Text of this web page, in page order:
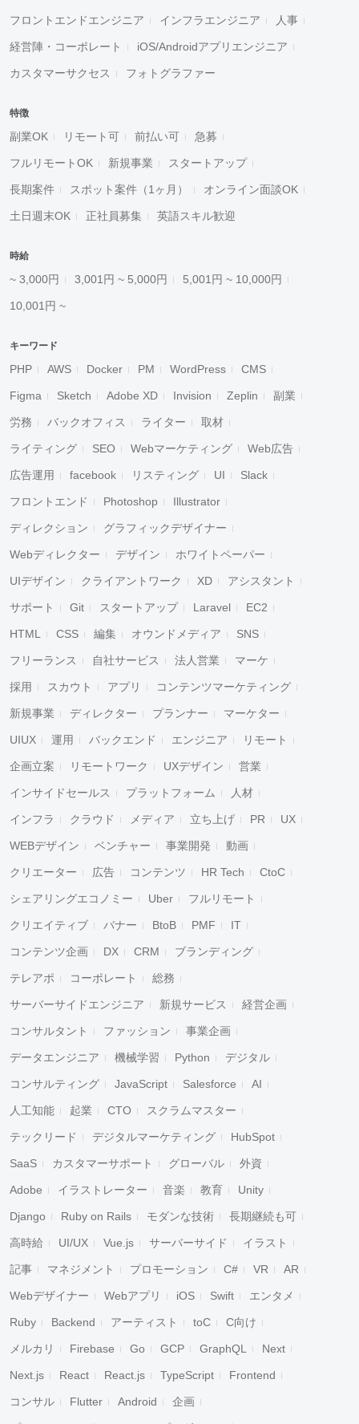
フロントエンドエンジニア インフラエンジニア 人事
経営陣・コーポレート iOS/Androidアプリエンジニア
カスタマーサクセス フォトグラファー
特徴
副業OK リモート可 前払い可 急募
フルリモートOK 新規事業 スタートアップ
長期案件 スポット案件（1ヶ月） オンライン面談OK
土日週末OK 正社員募集 英語スキル歓迎
時給
~ 3,000円 3,001円 ~ 5,000円 5,001円 ~ 10,000円
10,001円 ~
キーワード
PHP AWS Docker PM WordPress CMS
Figma Sketch Adobe XD Invision Zeplin 副業
労務 バックオフィス ライター 取材
ライティング SEO Webマーケティング Web広告
広告運用 facebook リスティング UI Slack
フロントエンド Photoshop Illustrator
ディレクション グラフィックデザイナー
Webディレクター デザイン ホワイトペーパー
UIデザイン クライアントワーク XD アシスタント
サポート Git スタートアップ Laravel EC2
HTML CSS 編集 オウンドメディア SNS
フリーランス 自社サービス 法人営業 マーケ
採用 スカウト アプリ コンテンツマーケティング
新規事業 ディレクター プランナー マーケター
UIUX 運用 バックエンド エンジニア リモート
企画立案 リモートワーク UXデザイン 営業
インサイドセールス プラットフォーム 人材
インフラ クラウド メディア 立ち上げ PR UX
WEBデザイン ベンチャー 事業開発 動画
クリエーター 広告 コンテンツ HR Tech CtoC
シェアリングエコノミー Uber フルリモート
クリエイティブ バナー BtoB PMF IT
コンテンツ企画 DX CRM ブランディング
テレアポ コーポレート 総務
サーバーサイドエンジニア 新規サービス 経営企画
コンサルタント ファッション 事業企画
データエンジニア 機械学習 Python デジタル
コンサルティング JavaScript Salesforce AI
人工知能 起業 CTO スクラムマスター
テックリード デジタルマーケティング HubSpot
SaaS カスタマーサポート グローバル 外資
Adobe イラストレーター 音楽 教育 Unity
Django Ruby on Rails モダンな技術 長期継続も可
高時給 UI/UX Vue.js サーバーサイド イラスト
記事 マネジメント プロモーション C# VR AR
Webデザイナー Webアプリ iOS Swift エンタメ
Ruby Backend アーティスト toC C向け
メルカリ Firebase Go GCP GraphQL Next
Next.js React React.js TypeScript Frontend
コンサル Flutter Android 企画